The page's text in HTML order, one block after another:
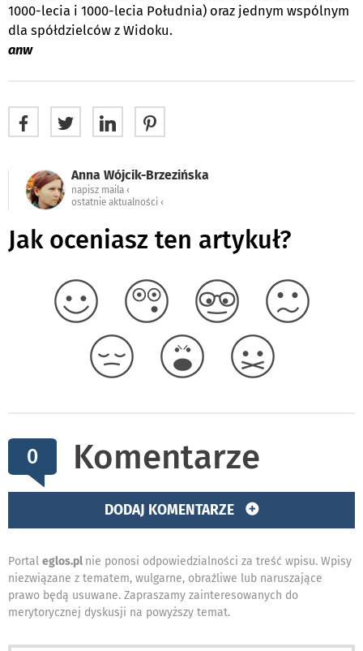
1000-lecia i 1000-lecia Południa) oraz jednym wspólnym
dla spółdzielców z Widoku.
anw
Anna Wójcik-Brzezińska
napisz maila ‹
ostatnie aktualności ‹
Jak oceniasz ten artykuł?
0 Komentarze
DODAJ KOMENTARZE
Portal eglos.pl nie ponosi odpowiedzialności za treść wpisu. Wpisy
niezwiązane z tematem, wulgarne, obraźliwe lub naruszające
prawo będą usuwane. Zapraszamy zainteresowanych do
merytorycznej dyskusji na powyższy temat.